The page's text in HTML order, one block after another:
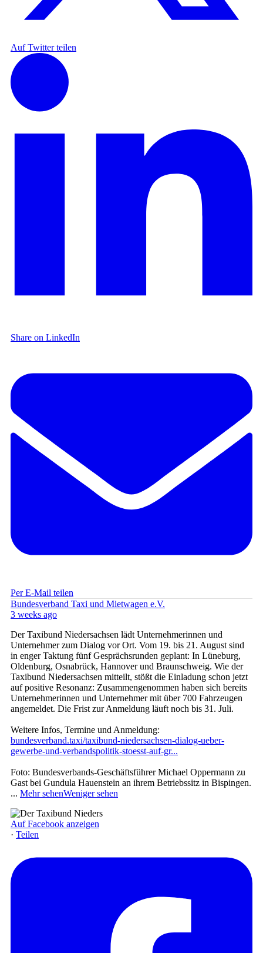
Auf Twitter teilen
Share on LinkedIn
Per E-Mail teilen
Bundesverband Taxi und Mietwagen e.V.
3 weeks ago
Der Taxibund Niedersachsen lädt Unternehmerinnen und
Unternehmer zum Dialog vor Ort. Vom 19. bis 21. August sind
in enger Taktung fünf Gesprächsrunden geplant: In Lüneburg,
Oldenburg, Osnabrück, Hannover und Braunschweig. Wie der
Taxibund Niedersachsen mitteilt, stößt die Einladung schon jetzt
auf positive Resonanz: Zusammengenommen haben sich bereits
Unternehmerinnen und Unternehmer mit über 700 Fahrzeugen
angemeldet. Die Frist zur Anmeldung läuft noch bis 31. Juli.
Weitere Infos, Termine und Anmeldung:
bundesverband.taxi/taxibund-niedersachsen-dialog-ueber-
gewerbe-und-verbandspolitik-stoesst-auf-gr...
Foto: Bundesverbands-Geschäftsführer Michael Oppermann zu
Gast bei Gundula Hauenstein an ihrem Betriebssitz in Bispingen.
... Mehr sehenWeniger sehen
Auf Facebook anzeigen
· Teilen